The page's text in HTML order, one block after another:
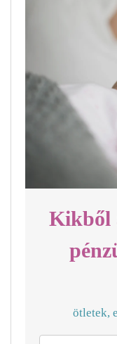
Kikből
ötletek,